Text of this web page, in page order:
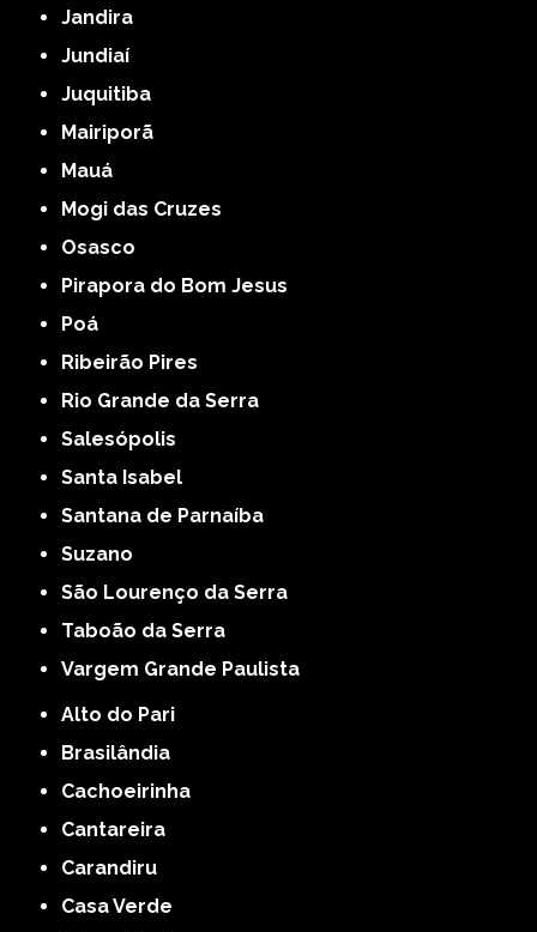
Jandira
Jundiaí
Juquitiba
Mairiporã
Mauá
Mogi das Cruzes
Osasco
Pirapora do Bom Jesus
Poá
Ribeirão Pires
Rio Grande da Serra
Salesópolis
Santa Isabel
Santana de Parnaíba
Suzano
São Lourenço da Serra
Taboão da Serra
Vargem Grande Paulista
Alto do Pari
Brasilândia
Cachoeirinha
Cantareira
Carandiru
Casa Verde